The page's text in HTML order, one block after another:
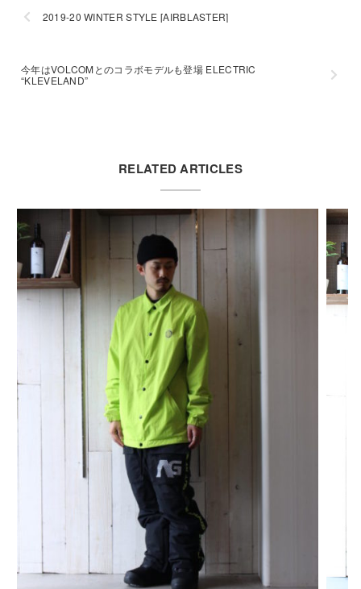
2019-20 WINTER STYLE [AIRBLASTER]
今年はVOLCOMとのコラボモデルも登場 ELECTRIC
“KLEVELAND”
RELATED ARTICLES